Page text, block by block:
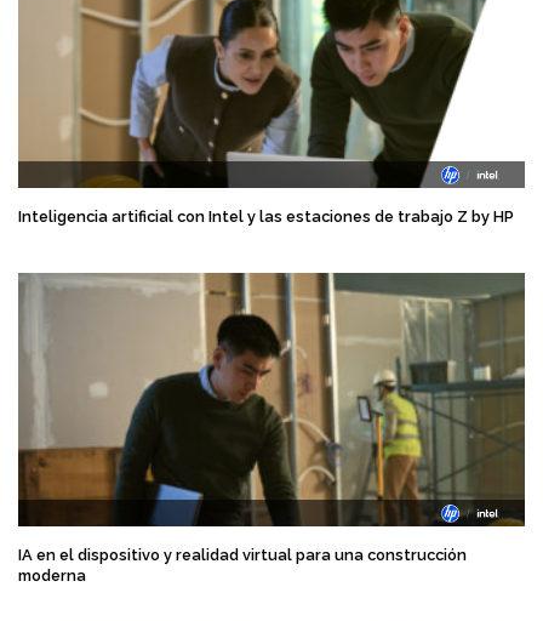
Inteligencia artificial con Intel y las estaciones de trabajo Z by HP
IA en el dispositivo y realidad virtual para una construcción
moderna